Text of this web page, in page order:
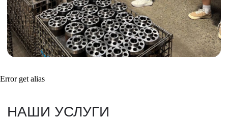
Error get alias
Получить консультацию
ВАШИ ЗАКАЗЫ
проверок товаров, работы склада,
смотрите в нашем Telegram-канале